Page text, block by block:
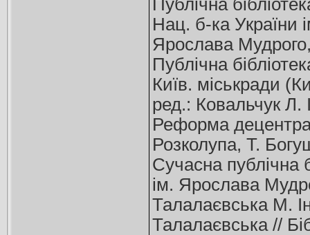
Публічна
Нац. б-ка України
Ярослава
Публічна
Київ. міськради
ред.: Ковальчук
Реформа
Розколупа, Т.
Сучасна публічна
ім. Ярослава
Талалаєвська М.
Талалаєвська //